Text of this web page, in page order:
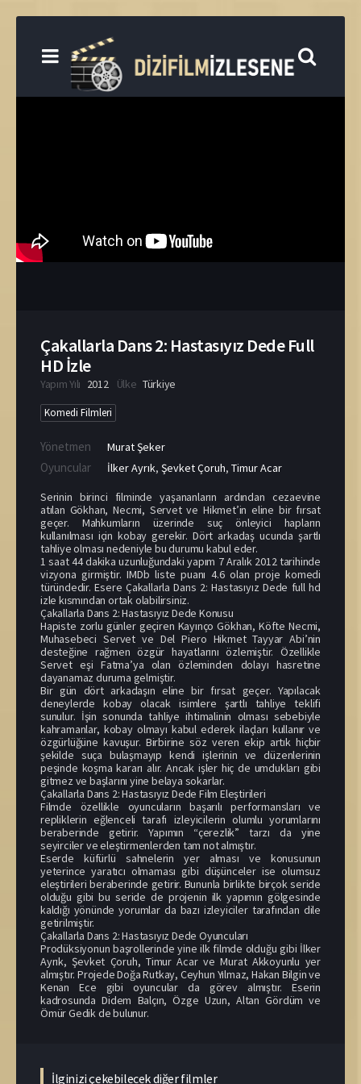
Çakallarla Dans 2: Hastasıyız Dede Full
HD İzle
Yapım Yılı 2012 Ülke Türkiye
Komedi Filmleri
Yönetmen Murat Şeker
Oyuncular İlker Ayrık, Şevket Çoruh, Timur Acar
Serinin birinci filminde yaşananların ardından cezaevine
atılan Gökhan, Necmi, Servet ve Hikmet’in eline bir fırsat
geçer. Mahkumların üzerinde suç önleyici hapların
kullanılması için kobay gerekir. Dört arkadaş ucunda şartlı
tahliye olması nedeniyle bu durumu kabul eder.
1 saat 44 dakika uzunluğundaki yapım 7 Aralık 2012 tarihinde
vizyona girmiştir. IMDb liste puanı 4.6 olan proje komedi
türündedir. Esere Çakallarla Dans 2: Hastasıyız Dede full hd
izle kısmından ortak olabilirsiniz.
Çakallarla Dans 2: Hastasıyız Dede Konusu
Hapiste zorlu günler geçiren Kayınço Gökhan, Köfte Necmi,
Muhasebeci Servet ve Del Piero Hikmet Tayyar Abi’nin
desteğine rağmen özgür hayatlarını özlemiştir. Özellikle
Servet eşi Fatma’ya olan özleminden dolayı hasretine
dayanamaz duruma gelmiştir.
Bir gün dört arkadaşın eline bir fırsat geçer. Yapılacak
deneylerde kobay olacak isimlere şartlı tahliye teklifi
sunulur. İşin sonunda tahliye ihtimalinin olması sebebiyle
kahramanlar, kobay olmayı kabul ederek ilaçları kullanır ve
özgürlüğüne kavuşur. Birbirine söz veren ekip artık hiçbir
şekilde suça bulaşmayıp kendi işlerinin ve düzenlerinin
peşinde koşma kararı alır. Ancak işler hiç de umdukları gibi
gitmez ve başlarını yine belaya sokarlar.
Çakallarla Dans 2: Hastasıyız Dede Film Eleştirileri
Filmde özellikle oyuncuların başarılı performansları ve
repliklerin eğlenceli tarafı izleyicilerin olumlu yorumlarını
beraberinde getirir. Yapımın “çerezlik” tarzı da yine
seyirciler ve eleştirmenlerden tam not almıştır.
Eserde küfürlü sahnelerin yer alması ve konusunun
yeterince yaratıcı olmaması gibi düşünceler ise olumsuz
eleştirileri beraberinde getirir. Bununla birlikte birçok seride
olduğu gibi bu seride de projenin ilk yapımın gölgesinde
kaldığı yönünde yorumlar da bazı izleyiciler tarafından dile
getirilmiştir.
Çakallarla Dans 2: Hastasıyız Dede Oyuncuları
Prodüksiyonun başrollerinde yine ilk filmde olduğu gibi İlker
Ayrık, Şevket Çoruh, Timur Acar ve Murat Akkoyunlu yer
almıştır. Projede Doğa Rutkay, Ceyhun Yılmaz, Hakan Bilgin ve
Kenan Ece gibi oyuncular da görev almıştır. Eserin
kadrosunda Didem Balçın, Özge Uzun, Altan Gördüm ve
Ömür Gedik de bulunur.
İlginizi çekebilecek diğer filmler